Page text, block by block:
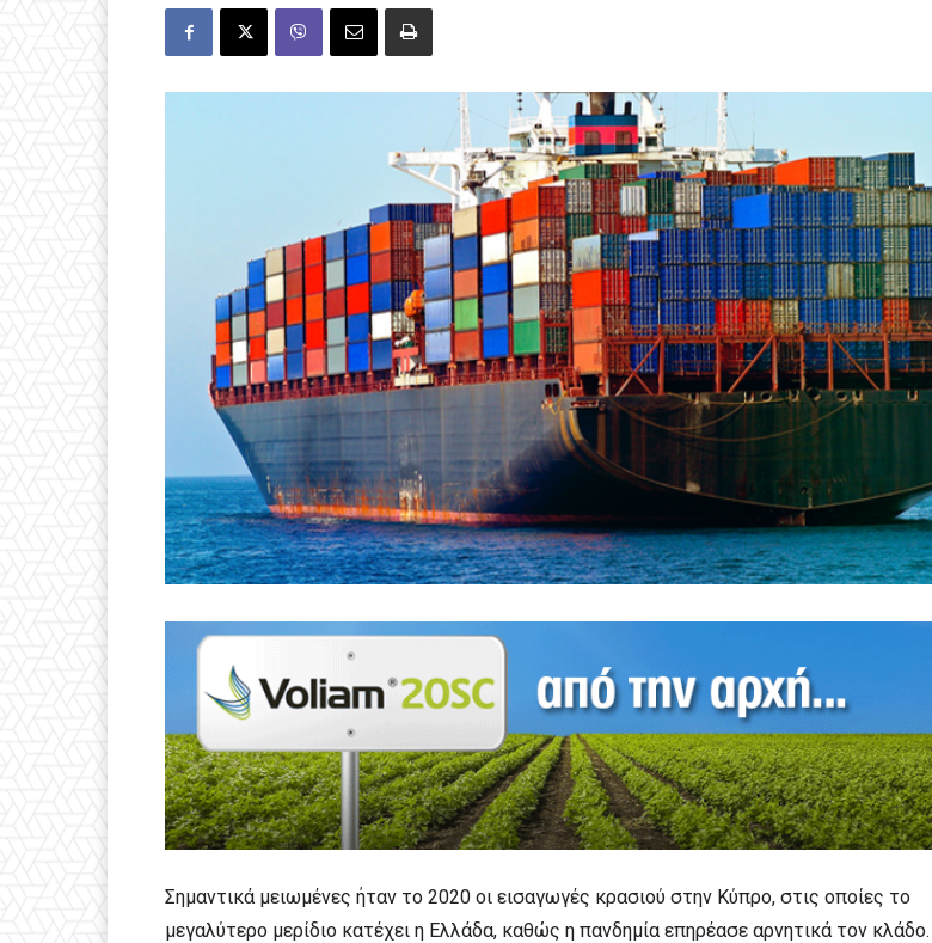
Σημαντικά μειωμένες ήταν το 2020 οι εισαγωγές κρασιού στην Κύπρο, στις οποίες το
μεγαλύτερο μερίδιο κατέχει η Ελλάδα, καθώς η πανδημία επηρέασε αρνητικά τον κλάδο.